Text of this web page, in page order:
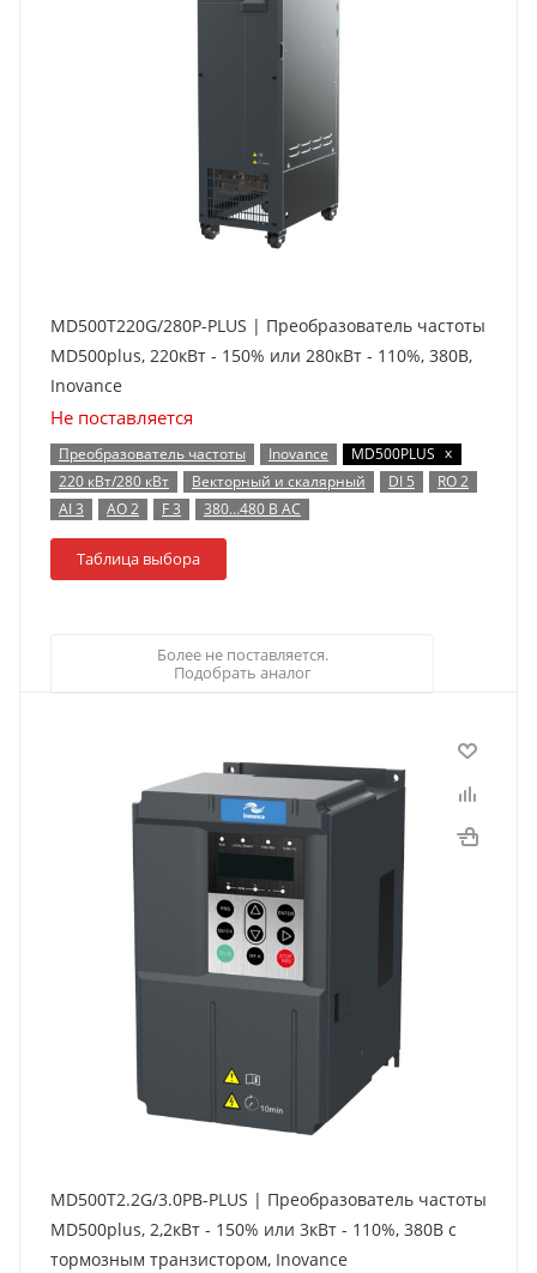
MD500T220G/280P-PLUS | Преобразователь частоты
MD500plus, 220кВт - 150% или 280кВт - 110%, 380В,
Inovance
Не поставляется
Преобразователь частоты Inovance MD500PLUS x
220 кВт/280 кВт
Векторный и скалярный DI 5
RO 2
AI 3
AO 2 F 3 380…480 В AC
Таблица выбора
Более не поставляется.
Подобрать аналог
MD500T2.2G/3.0PB-PLUS | Преобразователь частоты
MD500plus, 2,2кВт - 150% или 3кВт - 110%, 380В с
тормозным транзистором, Inovance